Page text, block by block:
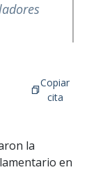
Copiar
cita
la
en